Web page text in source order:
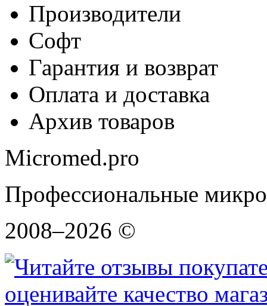
Производители
Софт
Гарантия и возврат
Оплата и доставка
Архив товаров
Micromed.pro
Профессиональные
2008–2026 ©